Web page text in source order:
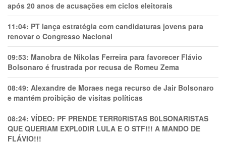
após 20 anos de acusações em ciclos eleitorais
11:04: PT lança estratégia com candidaturas jovens para
renovar o Congresso Nacional
09:53: Manobra de Nikolas Ferreira para favorecer Flávio
Bolsonaro é frustrada por recusa de Romeu Zema
08:49: Alexandre de Moraes nega recurso de Jair Bolsonaro
e mantém proibição de visitas políticas
08:24: VÍDEO: PF PRENDE TERR0RlSTAS B0LSONARlSTAS
QUE QUERIAM EXPL0DlR LULA E O STF!!! A MANDO DE
FLÁVIO!!!